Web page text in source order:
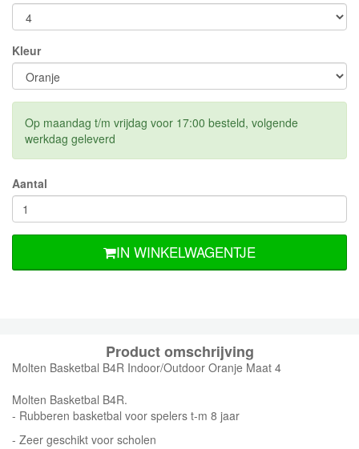
Kleur
Op maandag t/m vrijdag voor 17:00 besteld, volgende
werkdag geleverd
Aantal
IN WINKELWAGENTJE
Product omschrijving
Molten Basketbal B4R Indoor/Outdoor Oranje Maat 4
Molten Basketbal B4R.
- Rubberen basketbal voor spelers t-m 8 jaar
- Zeer geschikt voor scholen